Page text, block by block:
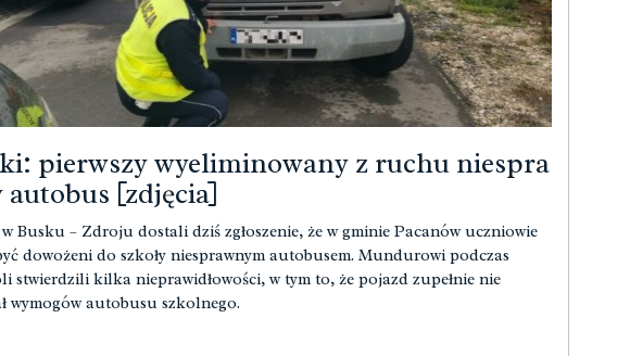
pierwszy wyeliminowany z ruchu niespra
autobus [zdjęcia]
Busku – Zdroju dostali dziś zgłoszenie, że w gminie Pacanów uczniowie
dowożeni do szkoły niesprawnym autobusem. Mundurowi podczas
stwierdzili kilka nieprawidłowości, w tym to, że pojazd zupełnie nie
wymogów autobusu szkolnego.